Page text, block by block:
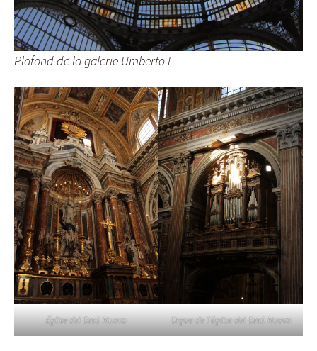
Plafond de la galerie Umberto I
Église del Gesù Nuovo Orgue de l’église del Gesù Nuovo